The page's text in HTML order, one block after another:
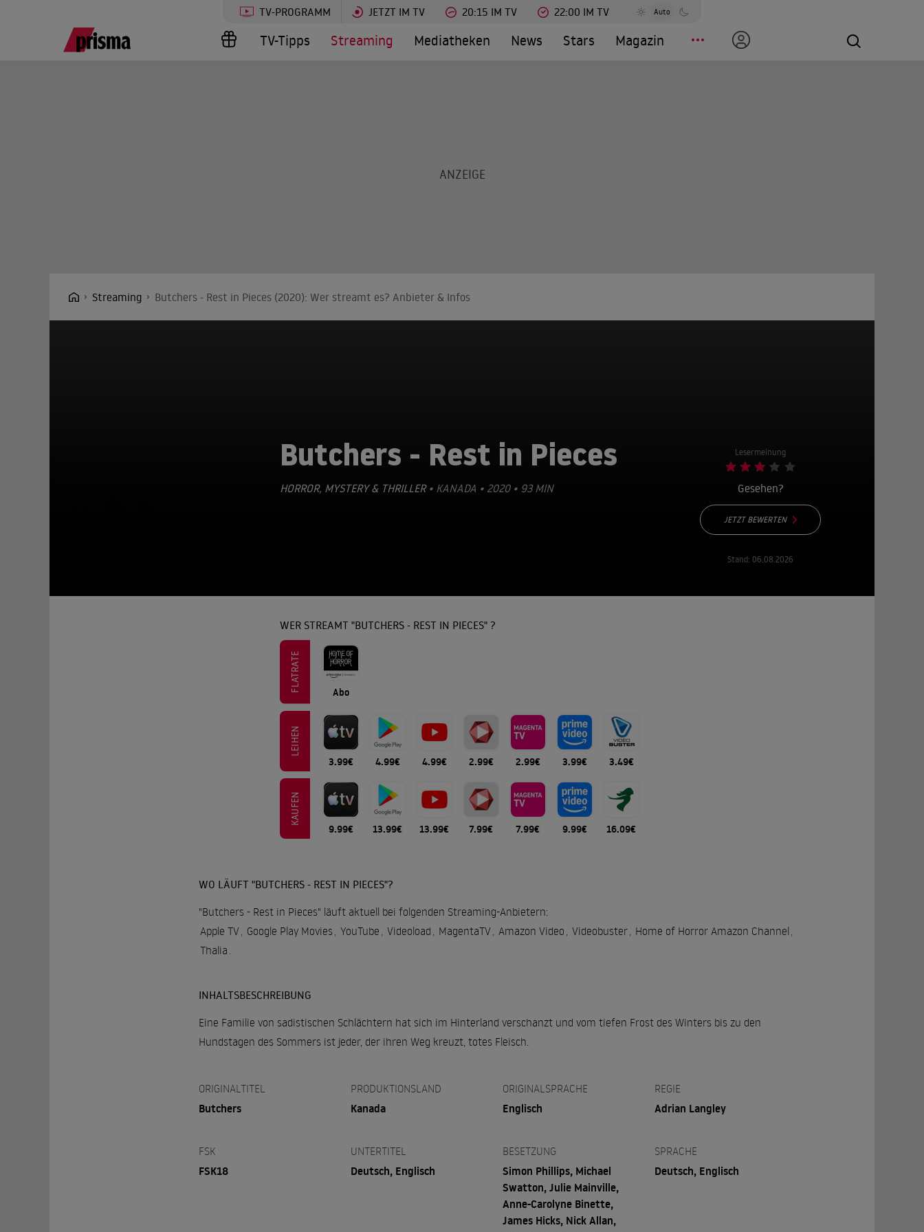
TV-PROGRAMM JETZT IM TV 20:15 IM TV 22:00 IM TV Auto
TV-Tipps Streaming Mediatheken News Stars Magazin
Streaming Butchers - Rest in Pieces (2020): Wer streamt es? Anbieter & Infos
Butchers - Rest in Pieces
HORROR, MYSTERY & THRILLER• KANADA • 2020 • 93 MIN
Lesermeinung
Gesehen?
JETZT BEWERTEN
Stand: 06.08.2026
WER STREAMT "BUTCHERS - REST IN PIECES" ?
FLATRATE Abo
LEIHEN
3.99€ 4.99€ 4.99€ 2.99€ 2.99€ 3.99€ 3.49€
KAUFEN
9.99€ 13.99€ 13.99€ 7.99€ 7.99€ 9.99€ 16.09€
WO LÄUFT "BUTCHERS - REST IN PIECES"?
"Butchers - Rest in Pieces" läuft aktuell bei folgenden Streaming-Anbietern:
Apple TV
Google Play Movies YouTube Videoload MagentaTV Amazon Video Videobuster Home of Horror Amazon Channel
Thalia
INHALTSBESCHREIBUNG
Eine Familie von sadistischen Schlächtern hat sich im Hinterland verschanzt und vom tiefen Frost des Winters bis zu den
Hundstagen des Sommers ist jeder, der ihren Weg kreuzt, totes Fleisch.
ORIGINALTITEL
Butchers
PRODUKTIONSLAND
Kanada
ORIGINALSPRACHE
Englisch
REGIE
Adrian Langley
FSK
FSK18
UNTERTITEL
Deutsch, Englisch
BESETZUNG
Simon Phillips, Michael
Swatton, Julie Mainville,
Anne-Carolyne Binette,
James Hicks, Nick Allan,
SPRACHE
Deutsch, Englisch